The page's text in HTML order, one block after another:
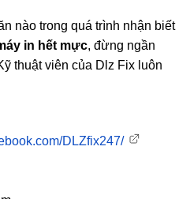
nào trong quá trình nhận biết
in hết mực, đừng ngần
thuật viên của Dlz Fix luôn
DLZfix247/